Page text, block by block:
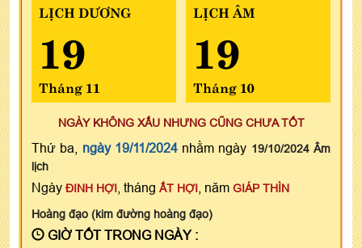
LỊCH DƯƠNG
19
Tháng 11
LỊCH ÂM
19
Tháng 10
NGÀY KHÔNG XẤU NHƯNG CŨNG CHƯA TỐT
Thứ ba, ngày 19/11/2024nhằm ngày 19/10/2024 Âm
lịch
Ngày ĐINH HỢI , tháng ẤT HỢI , năm GIÁP THÌN
Hoàng đạo (kim đường hoàng đạo)
GIỜ TỐT TRONG NGÀY :